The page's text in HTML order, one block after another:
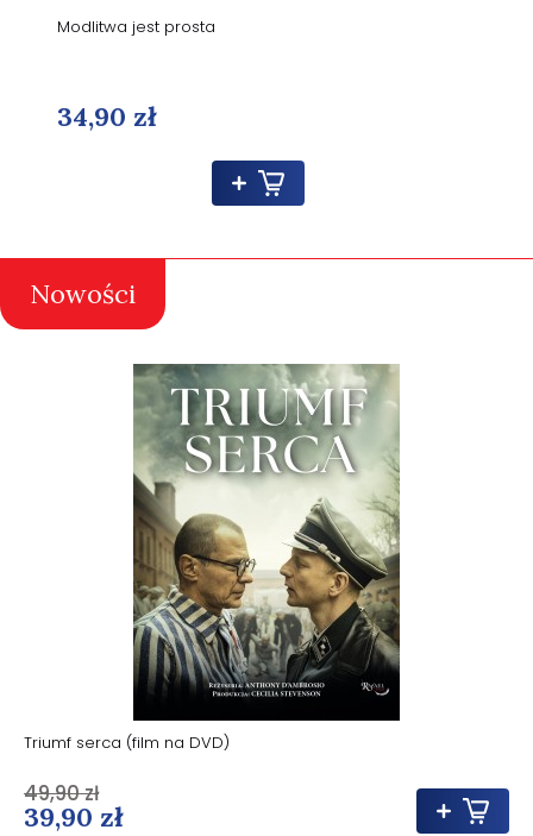
Modlitwa jest prosta
34,90 zł
Nowości
Triumf serca (film na DVD)
39,90 zł
49,90 zł